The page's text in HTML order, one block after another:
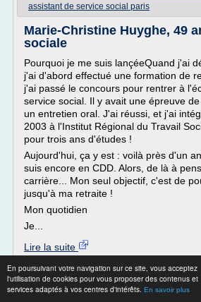
En poursuivant votre navigation sur ce site, vous acceptez
l'utilisation de cookies pour vous proposer des contenus et
services adaptés à vos centres d'intérêts. En savoir plus
assistant de service social paris
Marie-Christine Huyghe, 49
sociale
Pourquoi je me suis lançéeQuand j'ai
j'ai d'abord effectué une formation de
j'ai passé le concours pour rentrer à
service social. Il y avait une épreuve
un entretien oral. J'ai réussi, et j'ai
2003 à l'Institut Régional du Travail
pour trois ans d'études !
Aujourd'hui, ça y est : voilà près d'un
suis encore en CDD. Alors, de là à
carrière... Mon seul objectif, c'est de
jusqu'à ma retraite !
Mon quotidien
Je...
Lire la suite
Site : http://www.terrafemina.com